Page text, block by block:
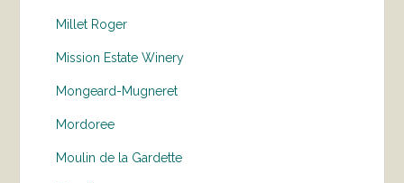
Millet Roger
Mission Estate Winery
Mongeard-Mugneret
Mordoree
Moulin de la Gardette